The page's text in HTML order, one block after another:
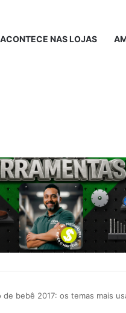
ACONTECE NAS LOJAS
de bebê 2017: os temas mais